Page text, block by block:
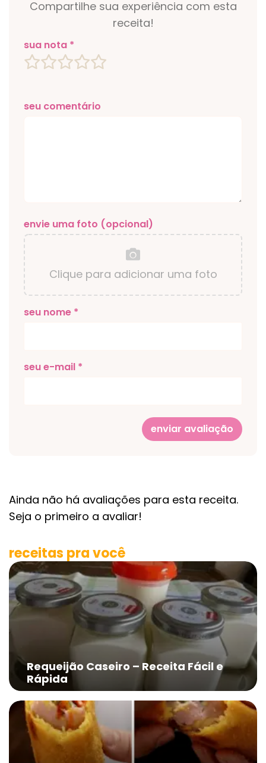
Compartilhe sua experiência com esta
receita!
sua nota *
seu comentário
envie uma foto (opcional)
Clique para adicionar uma foto
seu nome *
seu e-mail *
enviar avaliação
Ainda não há avaliações para esta receita.
Seja o primeiro a avaliar!
receitas pra você
Requeijão Caseiro – Receita Fácil e
Rápida